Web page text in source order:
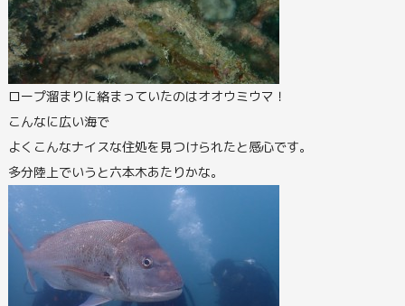
ロープ溜まりに絡まっていたのはオオウミウマ！
こんなに広い海で
よくこんなナイスな住処を見つけられたと感心です。
多分陸上でいうと六本木あたりかな。